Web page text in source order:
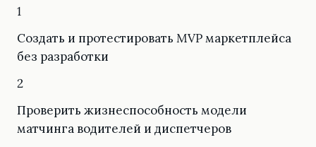
1
Создать и протестировать MVP маркетплейса
без разработки
2
Проверить жизнеспособность модели
матчинга водителей и диспетчеров